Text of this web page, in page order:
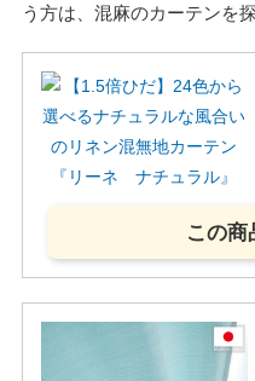
う方は、混麻のカーテンを
この商